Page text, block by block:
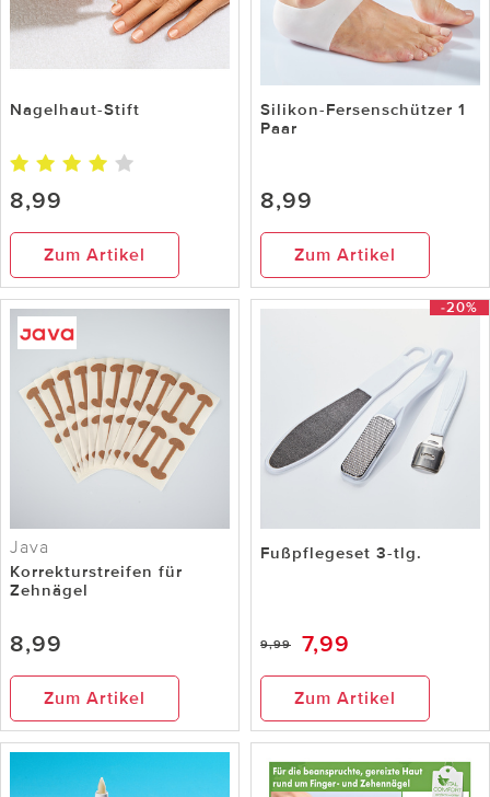
Nagelhaut-Stift
8,99
Zum Artikel
Silikon-Fersenschützer 1
Paar
8,99
Zum Artikel
Java
Korrekturstreifen für
Zehnägel
8,99
Zum Artikel
-20%
Fußpflegeset 3-tlg.
9,99 7,99
Zum Artikel